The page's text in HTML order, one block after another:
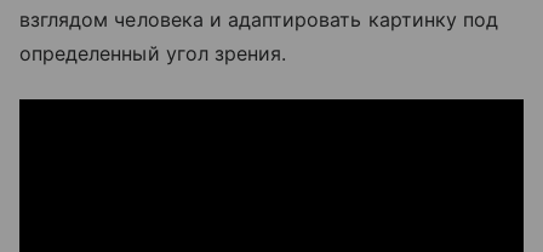
взглядом человека и адаптировать картинку под
определенный угол зрения.